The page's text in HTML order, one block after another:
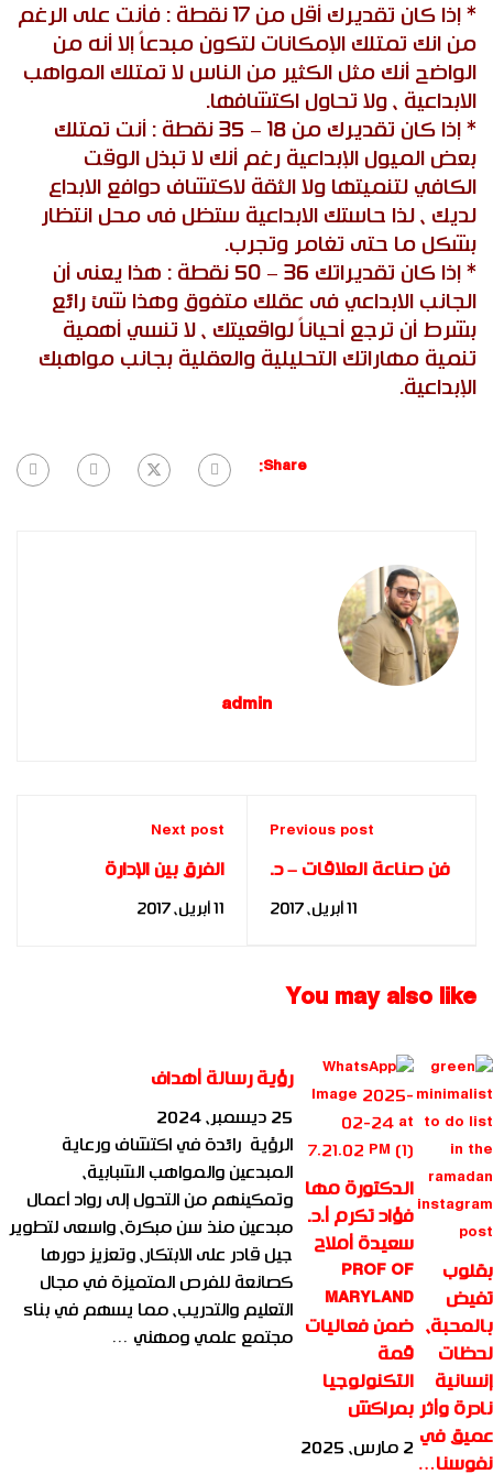
* إذا كان تقديرك أقل من 17 نقطة : فأنت على الرغم
من انك تمتلك الإمكانات لتكون مبدعاً إلا أنه من
الواضح أنك مثل الكثير من الناس لا تمتلك المواهب
الابداعية ، ولا تحاول اكتشافها.
* إذا كان تقديرك من 18 – 35 نقطة : أنت تمتلك
بعض الميول الإبداعية رغم أنك لا تبذل الوقت
الكافي لتنميتها ولا الثقة لاكتشاف دوافع الابداع
لديك ، لذا حاستك الابداعية ستظل فى محل انتظار
بشكل ما حتى تغامر وتجرب.
* إذا كان تقديراتك 36 – 50 نقطة : هذا يعنى أن
الجانب الابداعي فى عقلك متفوق وهذا شئ رائع
بشرط أن ترجع أحياناً لواقعيتك ، لا تنسي أهمية
تنمية مهاراتك التحليلية والعقلية بجانب مواهبك
الإبداعية.
Share:
admin
Previous post
فن صناعة العلاقات – د.
مها فؤاد
11 أبريل، 2017
Next post
الفرق بين الإدارة
والقيادة – د. مها فؤاد
11 أبريل، 2017
You may also like
بقلوب
تفيض
بالمحبة،
لحظات
إنسانية
نادرة وأثر
عميق في
نفوسنا…
الدكتورة مها
فؤاد تكرم أ.د.
سعيدة أملاح
PROF OF
MARYLAND
ضمن فعاليات
قمة
التكنولوجيا
بمراكش
2 مارس، 2025
رؤية رسالة أهداف
25 ديسمبر، 2024
الرؤية رائدة في اكتشاف ورعاية
المبدعين والمواهب الشبابية،
وتمكينهم من التحول إلى رواد أعمال
مبدعين منذ سن مبكرة، واسعى لتطوير
جيل قادر على الابتكار، وتعزيز دورها
كصانعة للفرص المتميزة في مجال
التعليم والتدريب، مما يسهم في بناء
مجتمع علمي ومهني …